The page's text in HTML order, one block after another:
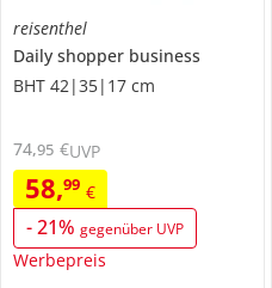
reisenthel
Daily shopper business
BHT 42|35|17 cm
58,99 €
-21% gegenüber UVP
Werbepreis
74,95 €UVP